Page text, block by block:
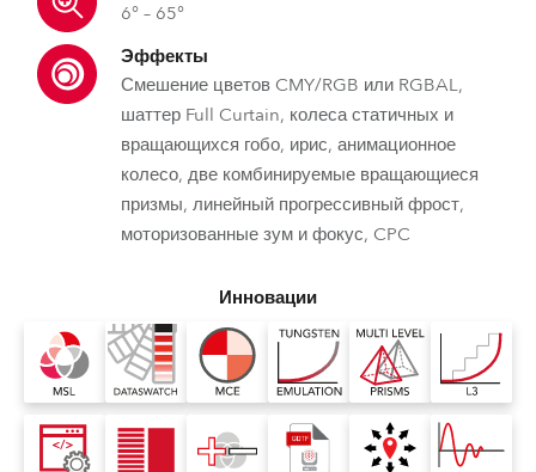
6° – 65°
Эффекты
Смешение цветов CMY/RGB или RGBAL,
шаттер Full Curtain, колеса статичных и
вращающихся гобо, ирис, анимационное
колесо, две комбинируемые вращающиеся
призмы, линейный прогрессивный фрост,
моторизованные зум и фокус, CPC
Инновации